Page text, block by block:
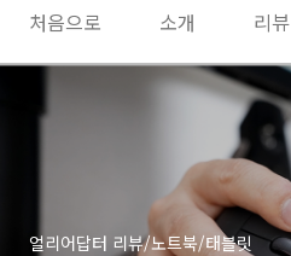
처음으로 소개 리뷰
얼리어답터 리뷰/노트북/태블릿